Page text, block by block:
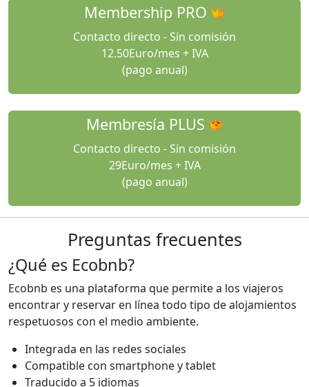
Membership PRO
Contacto directo - Sin comisión
12.50Euro/mes + IVA
(pago anual)
Membresía PLUS
Contacto directo - Sin comisión
29Euro/mes + IVA
(pago anual)
Preguntas frecuentes
¿Qué es Ecobnb?
Ecobnb es una plataforma que permite a los viajeros
encontrar y reservar en línea todo tipo de alojamientos
respetuosos con el medio ambiente.
Integrada en las redes sociales
Compatible con smartphone y tablet
Traducido a 5 idiomas